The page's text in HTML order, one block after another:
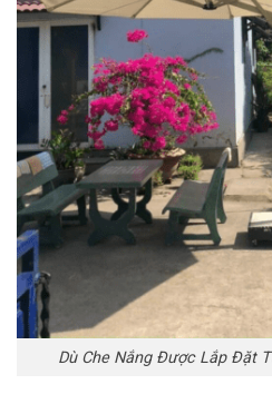
Dù Che Nắng Được Lắp Đặt